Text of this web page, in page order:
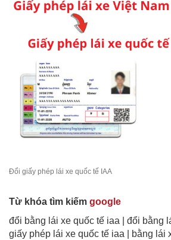
Đổi giấy phép lái xe quốc tế IAA
Từ khóa tìm kiếm google
đổi bằng lái xe quốc tế iaa | đổi bằng
giấy phép lái xe quốc tế iaa | bằng lái